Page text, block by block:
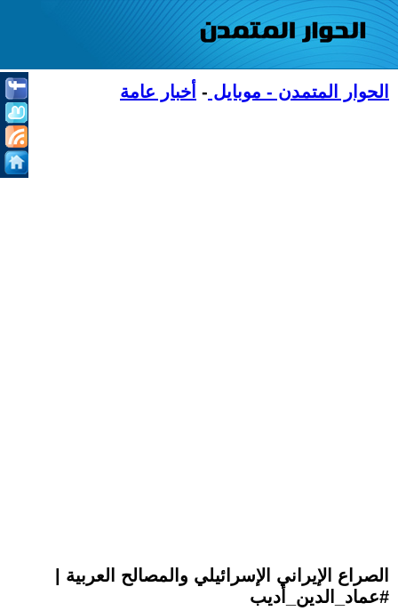
الحوار المتمدن - موبايل - أخبار عامة
الصراع الإيراني الإسرائيلي والمصالح العربية |
#عماد_الدين_أديب